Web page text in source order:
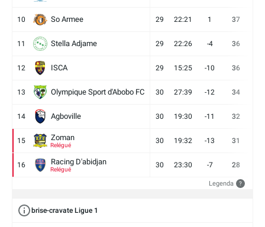
10 So Armee 29 22:21 1 37
11 Stella Adjame 29 22:26 -4 36
12 ISCA 29 15:25 -10 36
13 Olympique Sport d'Abobo FC 30 27:39 -12 34
14 Agboville 30 19:30 -11 32
15 Zoman
Relégué
30 19:32 -13 31
16 Racing D'abidjan
Relégué
30 23:30 -7 28
Legenda ?
brise-cravate Ligue 1